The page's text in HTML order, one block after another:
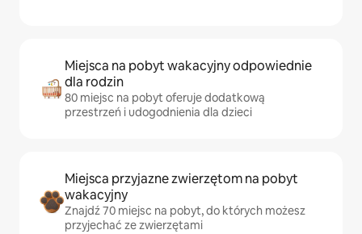
Miejsca na pobyt wakacyjny odpowiednie
dla rodzin
80 miejsc na pobyt oferuje dodatkową
przestrzeń i udogodnienia dla dzieci
Miejsca przyjazne zwierzętom na pobyt
wakacyjny
Znajdź 70 miejsc na pobyt, do których możesz
przyjechać ze zwierzętami